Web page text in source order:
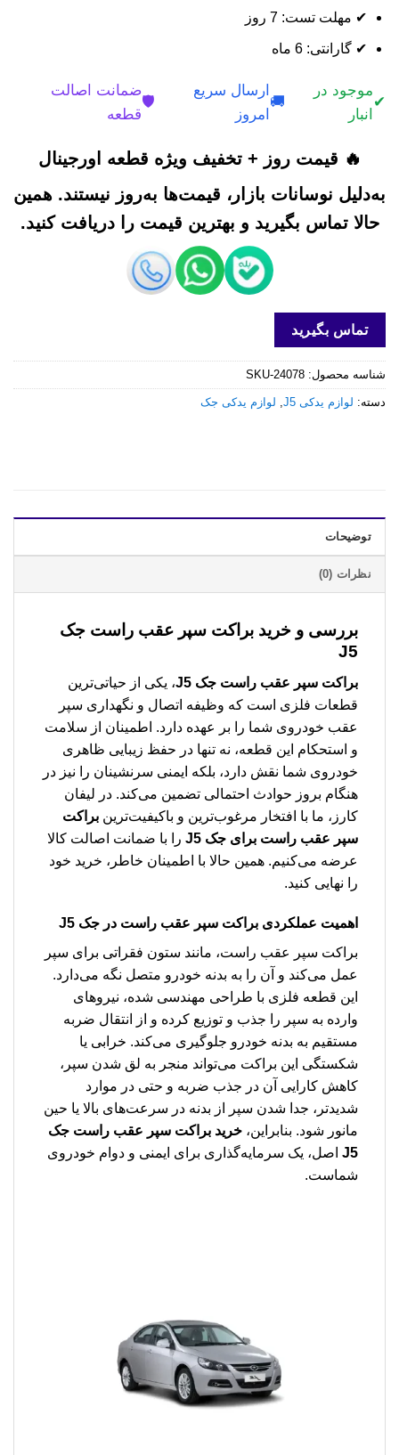
✔ مهلت تست: 7 روز
✔ گارانتی: 6 ماه
✔
موجود در
انبار
🚚
ارسال سریع
امروز
🛡️
ضمانت اصالت
قطعه
🔥 قیمت روز + تخفیف ویژه قطعه اورجینال
به‌دلیل نوسانات بازار، قیمت‌ها به‌روز نیستند. همین
حالا تماس بگیرید و بهترین قیمت را دریافت کنید.
تماس بگیرید
شناسه محصول: SKU-24078
دسته: لوازم یدکی J5 , لوازم یدکی جک
توضیحات
نظرات (0)
بررسی و خرید براکت سپر عقب راست جک
J5
براکت سپر عقب راست جک J5
، یکی از حیاتی‌ترین
قطعات فلزی است که وظیفه اتصال و نگهداری سپر
عقب خودروی شما را بر عهده دارد. اطمینان از سلامت
و استحکام این قطعه، نه تنها در حفظ زیبایی ظاهری
خودروی شما نقش دارد، بلکه ایمنی سرنشینان را نیز در
هنگام بروز حوادث احتمالی تضمین می‌کند. در لیفان
کارز، ما با افتخار مرغوب‌ترین و باکیفیت‌ترین براکت
سپر عقب راست برای جک J5
را با ضمانت اصالت کالا
عرضه می‌کنیم. همین حالا با اطمینان خاطر، خرید خود
را نهایی کنید.
اهمیت عملکردی براکت سپر عقب راست در جک J5
براکت سپر عقب راست، مانند ستون فقراتی برای سپر
عمل می‌کند و آن را به بدنه خودرو متصل نگه می‌دارد.
این قطعه فلزی با طراحی مهندسی شده، نیروهای
وارده به سپر را جذب و توزیع کرده و از انتقال ضربه
مستقیم به بدنه خودرو جلوگیری می‌کند. خرابی یا
شکستگی این براکت می‌تواند منجر به لق شدن سپر،
کاهش کارایی آن در جذب ضربه و حتی در موارد
شدیدتر، جدا شدن سپر از بدنه در سرعت‌های بالا یا حین
مانور شود. بنابراین، خرید براکت سپر عقب راست جک
J5 اصل، یک سرمایه‌گذاری برای ایمنی و دوام خودروی
شماست.